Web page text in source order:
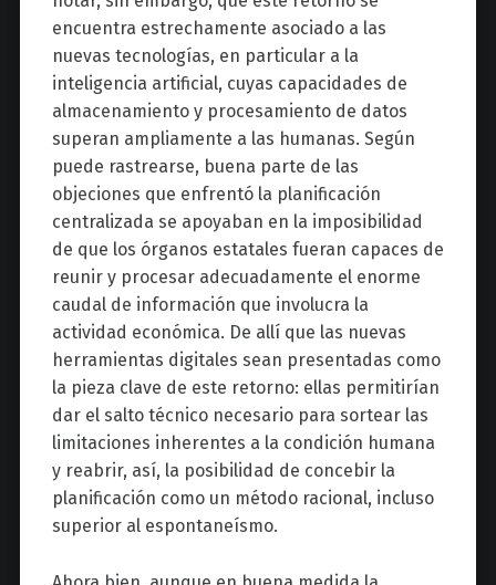
encuentra estrechamente asociado a las
nuevas tecnologías, en particular a la
inteligencia artificial, cuyas capacidades de
almacenamiento y procesamiento de datos
superan ampliamente a las humanas. Según
puede rastrearse, buena parte de las
objeciones que enfrentó la planificación
centralizada se apoyaban en la imposibilidad
de que los órganos estatales fueran capaces de
reunir y procesar adecuadamente el enorme
caudal de información que involucra la
actividad económica. De allí que las nuevas
herramientas digitales sean presentadas como
la pieza clave de este retorno: ellas permitirían
dar el salto técnico necesario para sortear las
limitaciones inherentes a la condición humana
y reabrir, así, la posibilidad de concebir la
planificación como un método racional, incluso
superior al espontaneísmo.